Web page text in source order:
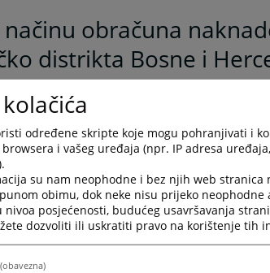
obračuna
distrikta Bosne i
određene skripte koje mogu pohranjivati i
i vašeg uređaja (npr. IP adresa
su nam neophodne i bez njih web stranica
obimu, dok neke nisu prijeko neophodne
posjećenosti, budućeg usavršavanja
dozvoliti ili uskratiti pravo na korištenje tih
(obavezna)